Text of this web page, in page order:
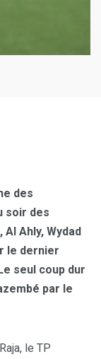
des
soir des
Ahly, Wydad
le dernier
seul coup dur
par le
le TP